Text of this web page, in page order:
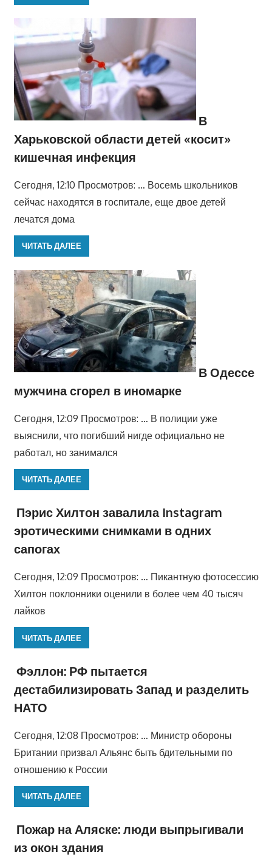
В
Харьковской области детей «косит»
кишечная инфекция
Сегодня, 12:10 Просмотров: … Восемь школьников
сейчас находятся в госпитале, еще двое детей
лечатся дома
ЧИТАТЬ ДАЛЕЕ
В Одессе
мужчина сгорел в иномарке
Сегодня, 12:09 Просмотров: … В полиции уже
выяснили, что погибший нигде официально не
работал, но занимался
ЧИТАТЬ ДАЛЕЕ
Пэрис Хилтон завалила Instagram
эротическими снимками в одних
сапогах
Сегодня, 12:09 Просмотров: … Пикантную фотосессию
Хилтон поклонники оценили в более чем 40 тысяч
лайков
ЧИТАТЬ ДАЛЕЕ
Фэллон: РФ пытается
дестабилизировать Запад и разделить
НАТО
Сегодня, 12:08 Просмотров: … Министр обороны
Британии призвал Альянс быть бдительными по
отношению к России
ЧИТАТЬ ДАЛЕЕ
Пожар на Аляске: люди выпрыгивали
из окон здания